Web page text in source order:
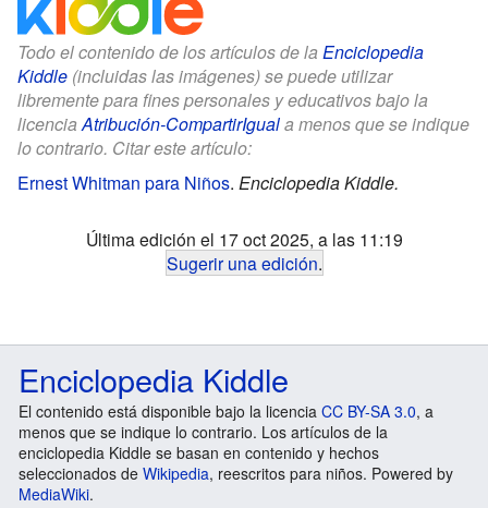
Todo el contenido de los artículos de la Enciclopedia
Kiddle (incluidas las imágenes) se puede utilizar
libremente para fines personales y educativos bajo la
licenciaAtribución-CompartirIguala menos que se indique
lo contrario. Citar este artículo:
Ernest Whitman para Niños. Enciclopedia Kiddle.
Última edición el 17 oct 2025, a las 11:19
Sugerir una edición.
Enciclopedia Kiddle
El contenido está disponible bajo la licencia CC BY-SA 3.0, a
menos que se indique lo contrario. Los artículos de la
enciclopedia Kiddle se basan en contenido y hechos
seleccionados de Wikipedia, reescritos para niños. Powered by
MediaWiki.